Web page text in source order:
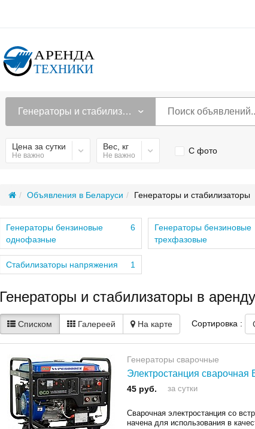
Генераторы и стабилизаторы
Цена за сутки
Не важно
Вес, кг
Не важно С фото
Объявления в Беларуси Генераторы и стабилизаторы
6
Генераторы бензиновые
однофазные
1
Стабилизаторы напряжения
Генераторы бензиновые
трехфазовые
Генераторы и стабилизаторы в
Списком Галереей На карте Сортировка :
Генераторы сварочные
Электростанция
45 руб. за сутки
Сварочная электростанция со
начена для использования в